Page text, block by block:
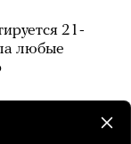
21-
любые